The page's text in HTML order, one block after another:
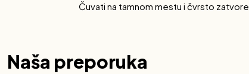
Čuvati na tamnom mestu i čvrsto
Naša preporuka